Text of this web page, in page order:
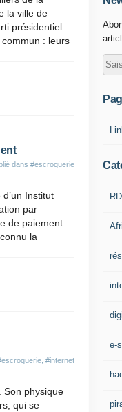
la ville de
présidentiel.
: leurs
dans #escroquerie
Institut
par
de paiement
la
#internet
Son physique
qui se
e-